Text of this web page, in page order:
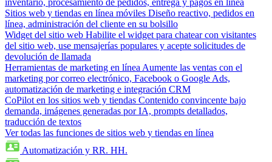
inventario, procesamiento de pedidos, entrega y pagos en línea
Sitios web y tiendas en línea móviles Diseño reactivo, pedidos en
línea, administración del cliente en su bolsillo
Widget del sitio web Habilite el widget para chatear con visitantes
del sitio web, use mensajerías populares y acepte solicitudes de
devolución de llamada
Herramientas de marketing en línea Aumente las ventas con el
marketing por correo electrónico, Facebook o Google Ads,
automatización de marketing e integración CRM
CoPilot en los sitios web y tiendas Contenido convincente bajo
demanda, imágenes generadas por IA, prompts detallados,
traducción de textos
Ver todas las funciones de sitios web y tiendas en línea
Automatización y RR. HH.